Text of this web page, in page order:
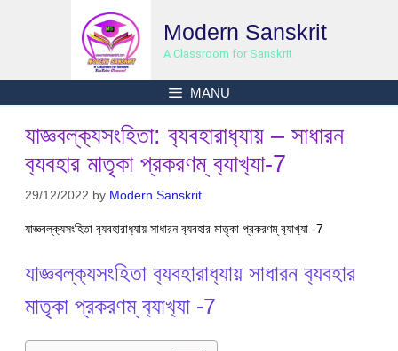
Modern Sanskrit
A Classroom for Sanskrit
MANU
যাজ্ঞবল্ক‍্যসংহিতা: ব‍্যবহারাধ‍্যায় – সাধারন
ব‍্যবহার মাতৃকা প্রকরণম্ ব‍্যাখ‍্যা-7
29/12/2022 by Modern Sanskrit
যাজ্ঞবল্ক‍্যসংহিতা ব‍্যবহারাধ‍্যায় সাধারন ব‍্যবহার মাতৃকা প্রকরণম্ ব‍্যাখ‍্যা -7
যাজ্ঞবল্ক‍্যসংহিতা ব‍্যবহারাধ‍্যায় সাধারন ব‍্যবহার
মাতৃকা প্রকরণম্ ব‍্যাখ‍্যা -7